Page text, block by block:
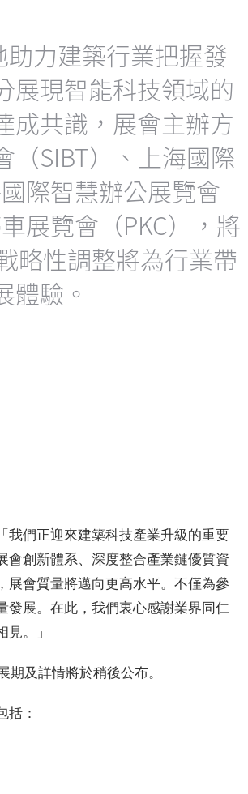
力建築行業把握發
展現智能科技領域的
成共識，展會主辦方
（SIBT）、上海國際
際智慧辦公展覽會
展覽會（PKC），將
略性調整將為行業帶
體驗。
我們正迎來建築科技產業升級的重要
會創新體系、深度整合產業鏈優質資
展會質量將邁向更高水平。不僅為參
發展。在此，我們衷心感謝業界同仁
。」
及詳情將於稍後公布。
括：